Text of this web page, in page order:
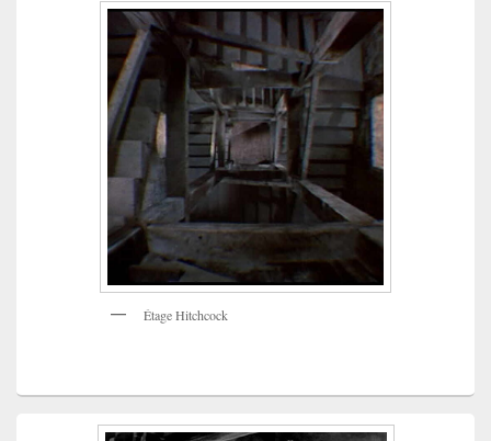
Étage Hitchcock